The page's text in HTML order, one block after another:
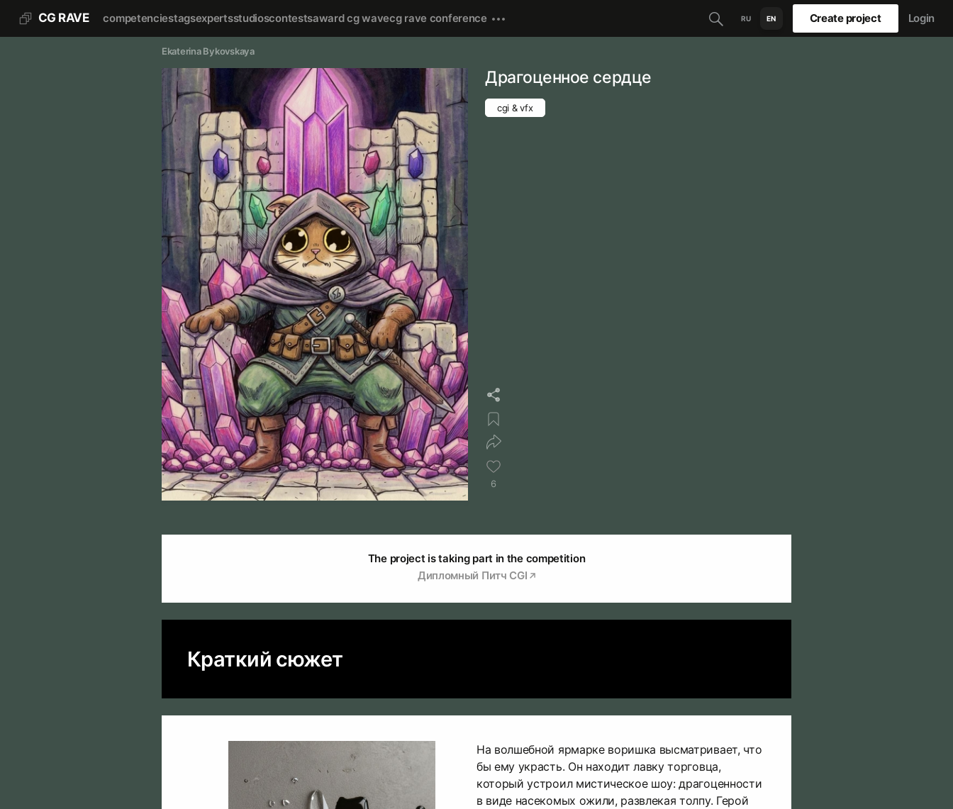
CG RAVE competenciestagsexpertsstudioscontestsaward cg wavecg rave conference RU EN Create project Login
Ekaterina Bykovskaya
Драгоценное сердце
cgi & vfx
6
The project is taking part in the competition
Дипломный Питч CGI
Краткий сюжет
На волшебной ярмарке воришка высматривает, что
бы ему украсть. Он находит лавку торговца,
который устроил мистическое шоу: драгоценности
в виде насекомых ожили, развлекая толпу. Герой